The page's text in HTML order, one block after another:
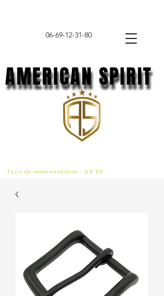
06-69-12-31-80
AMERICAN SPIRIT
AMERICAN SPIRIT
Taux de recommandation : 98,8%